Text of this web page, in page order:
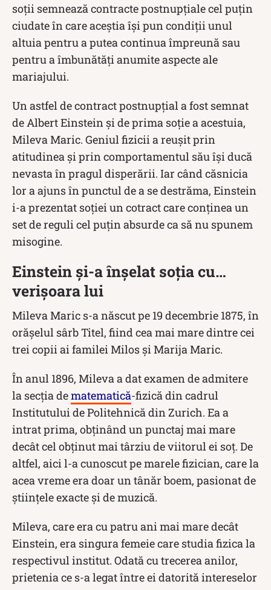
soții semnează contracte postnupțiale cel puțin
ciudate în care aceștia își pun condiții unul
altuia pentru a putea continua împreună sau
pentru a îmbunătăți anumite aspecte ale
mariajului.
Un astfel de contract postnupțial a fost semnat
de Albert Einstein şi de prima soţie a acestuia,
Mileva Maric. Geniul fizicii a reuşit prin
atitudinea și prin comportamentul său îşi ducă
nevasta în pragul disperării. Iar când căsnicia
lor a ajuns în punctul de a se destrăma, Einstein
i-a prezentat soţiei un cotract care conținea un
set de reguli cel puțin absurde ca să nu spunem
misogine.
Einstein și-a înșelat soția cu…
verișoara lui
Mileva Maric s-a născut pe 19 decembrie 1875, în
orăşelul sârb Titel, fiind cea mai mare dintre cei
trei copii ai familei Milos şi Marija Maric.
În anul 1896, Mileva a dat examen de admitere
la secţia dematematică-fizică din cadrul
Institutului de Politehnică din Zurich. Ea a
intrat prima, obţinând un punctaj mai mare
decât cel obținut mai târziu de viitorul ei soț. De
altfel, aici l-a cunoscut pe marele fizician, care la
acea vreme era doar un tânăr boem, pasionat de
ştiinţele exacte și de muzică.
Mileva, care era cu patru ani mai mare decât
Einstein, era singura femeie care studia fizica la
respectivul institut. Odată cu trecerea anilor,
prietenia ce s-a legat între ei datorită intereselor